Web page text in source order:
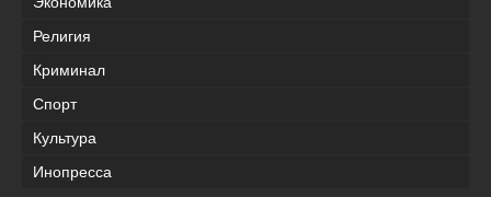
Религия
Криминал
Спорт
Культура
Инопресса